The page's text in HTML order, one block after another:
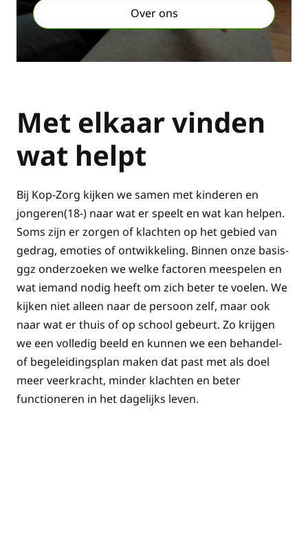
Over ons
Met elkaar vinden
wat helpt
Bij Kop-Zorg kijken we samen met kinderen en
jongeren(18-) naar wat er speelt en wat kan helpen.
Soms zijn er zorgen of klachten op het gebied van
gedrag, emoties of ontwikkeling. Binnen onze basis-
ggz onderzoeken we welke factoren meespelen en
wat iemand nodig heeft om zich beter te voelen. We
kijken niet alleen naar de persoon zelf, maar ook
naar wat er thuis of op school gebeurt. Zo krijgen
we een volledig beeld en kunnen we een behandel-
of begeleidingsplan maken dat past met als doel
meer veerkracht, minder klachten en beter
functioneren in het dagelijks leven.